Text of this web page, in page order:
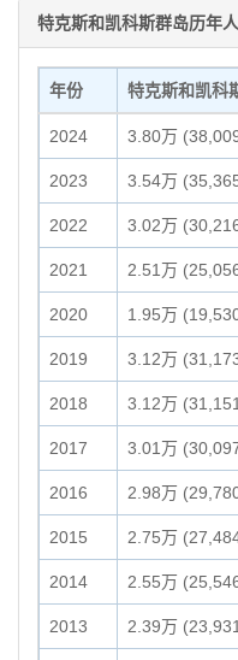
特克斯和凯科斯群岛历年
年份 特克斯和凯科
2024 3.80万
2023 3.54万
2022 3.02万
2021 2.51万
2020 1.95万
2019 3.12万
2018 3.12万
2017 3.01万
2016 2.98万
2015 2.75万
2014 2.55万
2013 2.39万